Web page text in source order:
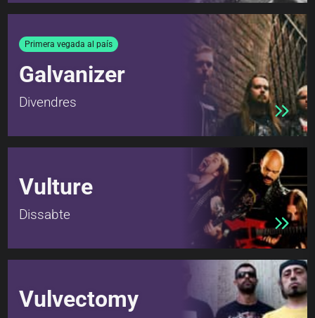
Primera vegada al país
Galvanizer
Divendres
Vulture
Dissabte
Vulvectomy